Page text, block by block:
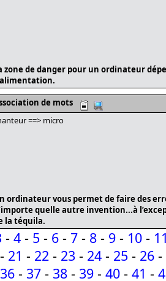
zone de danger pour un ordinateur
de mots
==> micro
ordinateur vous permet de faire des
quelle autre invention...à
la téquila.
- 4 - 5 - 6 - 7 - 8 - 9 - 10 -
- 21 - 22 - 23 - 24 - 25 - 26 -
36 - 37 - 38 - 39 - 40 - 41 -